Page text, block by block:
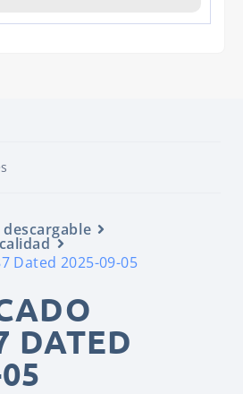
Dated 2025-09-05
DATED